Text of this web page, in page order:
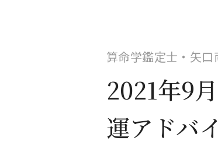
算命学鑑定士・矢口
2021年9
運アドバ